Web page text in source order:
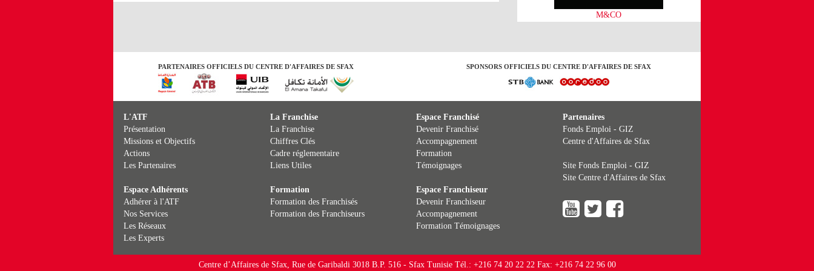
M&CO
PARTENAIRES OFFICIELS DU CENTRE D'AFFAIRES DE SFAX SPONSORS OFFICIELS DU CENTRE D'AFFAIRES DE SFAX
L'ATF
Présentation
Missions et Objectifs
Actions
Les Partenaires
Espace Adhérents
Adhérer à l'ATF
Nos Services
Les Réseaux
Les Experts
La Franchise
La Franchise
Chiffres Clés
Cadre réglementaire
Liens Utiles
Formation
Formation des Franchisés
Formation des Franchiseurs
Espace Franchisé
Devenir Franchisé
Accompagnement
Formation
Témoignages
Espace Franchiseur
Devenir Franchiseur
Accompagnement
Formation Témoignages
Partenaires
Fonds Emploi - GIZ
Centre d'Affaires de Sfax
Site Fonds Emploi - GIZ
Site Centre d'Affaires de Sfax
Centre d’Affaires de Sfax, Rue de Garibaldi 3018 B.P. 516 - Sfax Tunisie Tél.: +216 74 20 22 22 Fax: +216 74 22 96 00